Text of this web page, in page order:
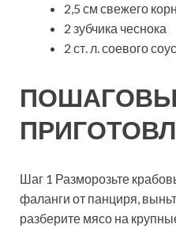
2,5 см свежего
2 зубчика чеснока
2 ст. л. соевого
Шаг 1 Разморозьте
фаланги от панциря,
разберите мясо на